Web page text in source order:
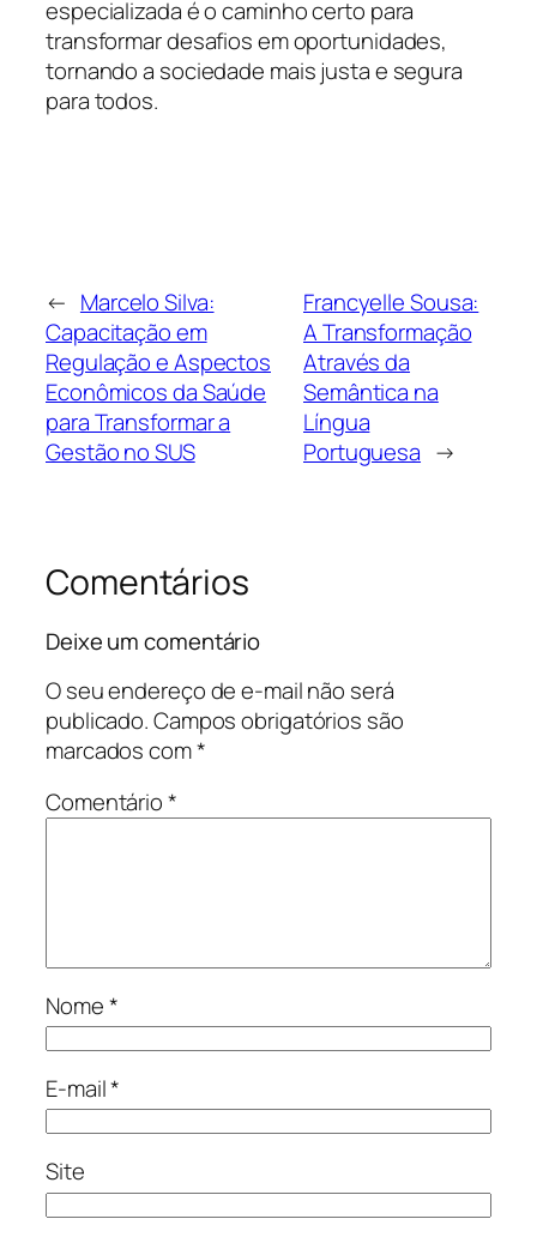
especializada é o caminho certo para
transformar desafios em oportunidades,
tornando a sociedade mais justa e segura
para todos.
← Marcelo Silva:
Capacitação em
Regulação e Aspectos
Econômicos da Saúde
para Transformar a
Gestão no SUS
Francyelle Sousa:
A Transformação
Através da
Semântica na
Língua
Portuguesa →
Comentários
Deixe um comentário
O seu endereço de e-mail não será
publicado.Campos obrigatórios são
marcados com*
Comentário*
Nome*
E-mail*
Site